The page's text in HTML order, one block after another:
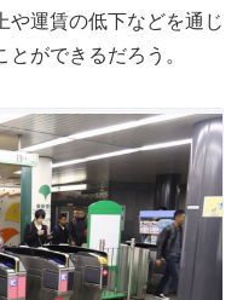
や運賃の低下などを通じ
ができるだろう。